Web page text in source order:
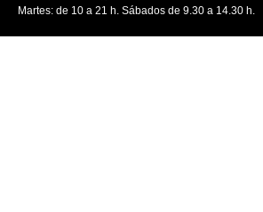
Martes: de 10 a 21 h. Sábados de 9.30 a 14.30 h.